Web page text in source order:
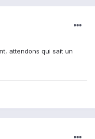
attendons qui sait un